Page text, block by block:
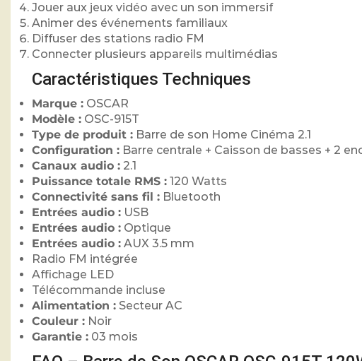
Jouer aux jeux vidéo avec un son immersif
Animer des événements familiaux
Diffuser des stations radio FM
Connecter plusieurs appareils multimédias
Caractéristiques Techniques
Marque : OSCAR
Modèle : OSC-915T
Type de produit : Barre de son Home Cinéma 2.1
Configuration : Barre centrale + Caisson de basses + 2
Canaux audio : 2.1
Puissance totale RMS : 120 Watts
Connectivité sans fil : Bluetooth
Entrées audio : USB
Entrées audio : Optique
Entrées audio : AUX 3.5 mm
Radio FM intégrée
Affichage LED
Télécommande incluse
Alimentation : Secteur AC
Couleur : Noir
Garantie : 03 mois